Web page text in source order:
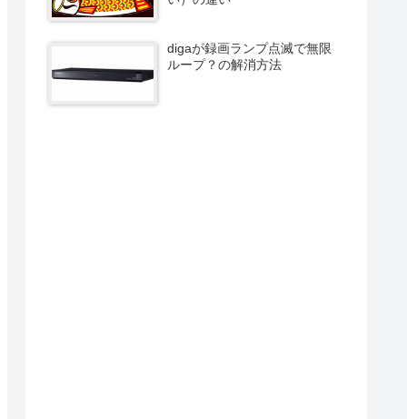
digaが録画ランプ点滅で無限
ループ？の解消方法